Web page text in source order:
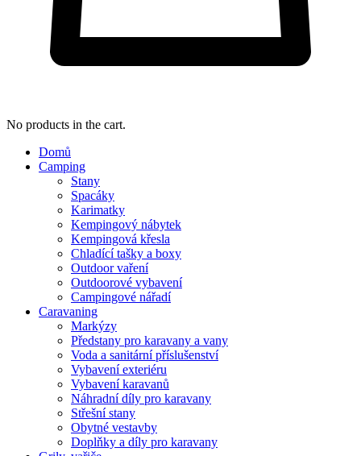
No products in the cart.
Domů
Camping
Stany
Spacáky
Karimatky
Kempingový nábytek
Kempingová křesla
Chladící tašky a boxy
Outdoor vaření
Outdoorové vybavení
Campingové nářadí
Caravaning
Markýzy
Předstany pro karavany a vany
Voda a sanitární příslušenství
Vybavení exteriéru
Vybavení karavanů
Náhradní díly pro karavany
Střešní stany
Obytné vestavby
Doplňky a díly pro karavany